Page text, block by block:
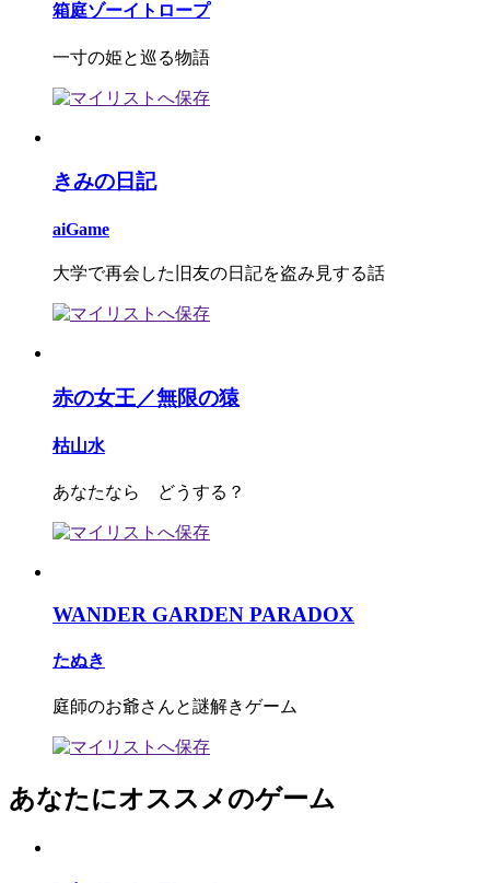
箱庭ゾーイトロープ
一寸の姫と巡る物語
きみの日記
aiGame
大学で再会した旧友の日記を盗み見する話
赤の女王／無限の猿
枯山水
あなたなら どうする？
WANDER GARDEN PARADOX
たぬき
庭師のお爺さんと謎解きゲーム
あなたにオススメのゲーム